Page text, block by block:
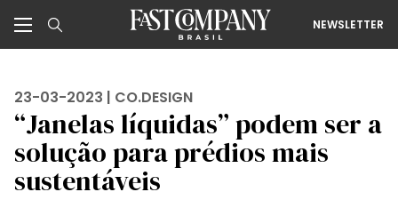
NEWSLETTER
23-03-2023 | CO.DESIGN
“Janelas líquidas” podem ser a
solução para prédios mais
sustentáveis